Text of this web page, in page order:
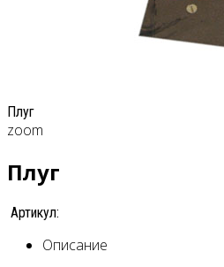
Плуг
zoom
Плуг
Артикул:
Описание